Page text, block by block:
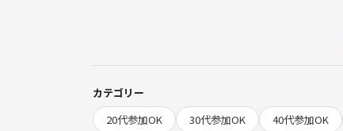
③当日現金払い ￥1,000 事前決済➕当日￥500
カテゴリー
20代参加OK
30代参加OK 40代参加OK